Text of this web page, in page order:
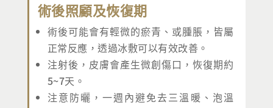
術後照顧及恢復期
術後可能會有輕微的瘀青、或腫脹，皆屬
正常反應，透過冰敷可以有效改善。
注射後，皮膚會產生微創傷口，恢復期約
5~7天。
注意防曬，一週內避免去三溫暖、泡溫